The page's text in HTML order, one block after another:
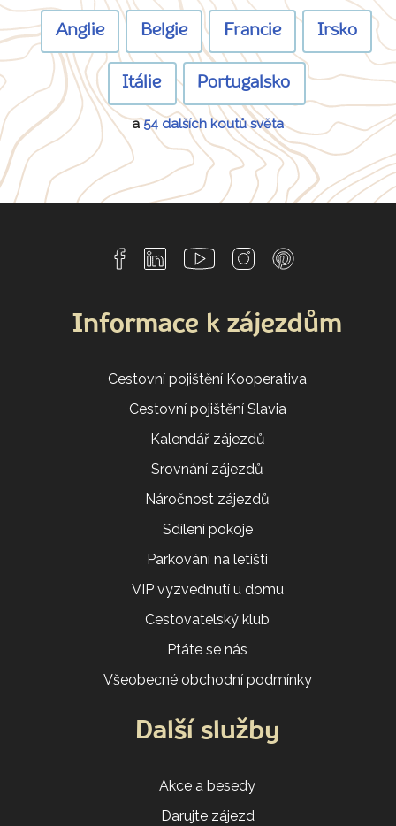
Anglie Belgie Francie Irsko
Itálie Portugalsko
a54 dalších koutů světa
Informace k zájezdům
Cestovní pojištění Kooperativa
Cestovní pojištění Slavia
Kalendář zájezdů
Srovnání zájezdů
Náročnost zájezdů
Sdílení pokoje
Parkování na letišti
VIP vyzvednutí u domu
Cestovatelský klub
Ptáte se nás
Všeobecné obchodní podmínky
Další služby
Akce a besedy
Darujte zájezd